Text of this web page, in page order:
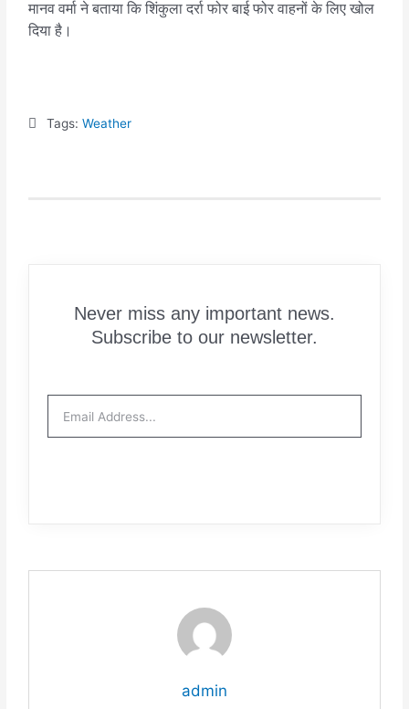
मानव वर्मा ने बताया कि शिंकुला दर्रा फोर बाई फोर वाहनों के लिए खोल
दिया है।
Tags:Weather
Never miss any important news.
Subscribe to our newsletter.
admin